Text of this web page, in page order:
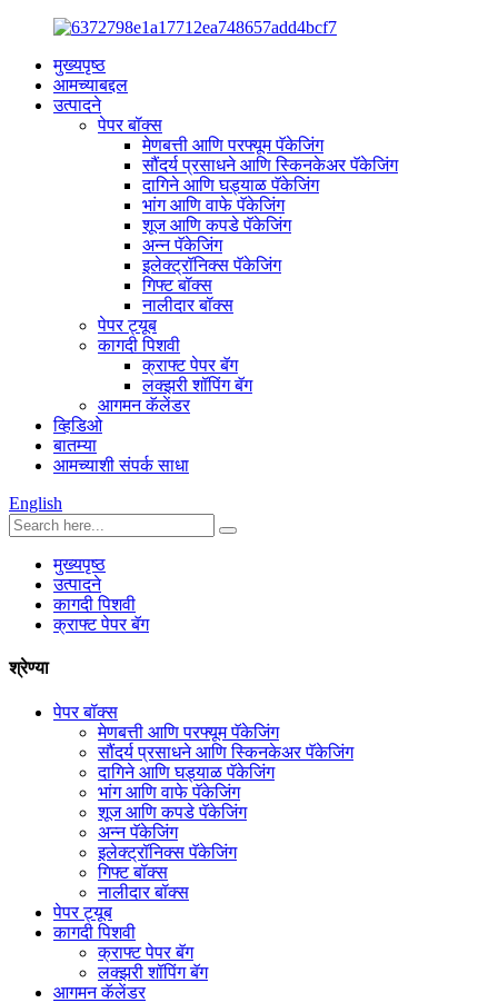
मुख्यपृष्ठ
आमच्याबद्दल
उत्पादने
पेपर बॉक्स
मेणबत्ती आणि परफ्यूम पॅकेजिंग
सौंदर्य प्रसाधने आणि स्किनकेअर पॅकेजिंग
दागिने आणि घड्याळ पॅकेजिंग
भांग आणि वाफे पॅकेजिंग
शूज आणि कपडे पॅकेजिंग
अन्न पॅकेजिंग
इलेक्ट्रॉनिक्स पॅकेजिंग
गिफ्ट बॉक्स
नालीदार बॉक्स
पेपर ट्यूब
कागदी पिशवी
क्राफ्ट पेपर बॅग
लक्झरी शॉपिंग बॅग
आगमन कॅलेंडर
व्हिडिओ
बातम्या
आमच्याशी संपर्क साधा
English
मुख्यपृष्ठ
उत्पादने
कागदी पिशवी
क्राफ्ट पेपर बॅग
श्रेण्या
पेपर बॉक्स
मेणबत्ती आणि परफ्यूम पॅकेजिंग
सौंदर्य प्रसाधने आणि स्किनकेअर पॅकेजिंग
दागिने आणि घड्याळ पॅकेजिंग
भांग आणि वाफे पॅकेजिंग
शूज आणि कपडे पॅकेजिंग
अन्न पॅकेजिंग
इलेक्ट्रॉनिक्स पॅकेजिंग
गिफ्ट बॉक्स
नालीदार बॉक्स
पेपर ट्यूब
कागदी पिशवी
क्राफ्ट पेपर बॅग
लक्झरी शॉपिंग बॅग
आगमन कॅलेंडर